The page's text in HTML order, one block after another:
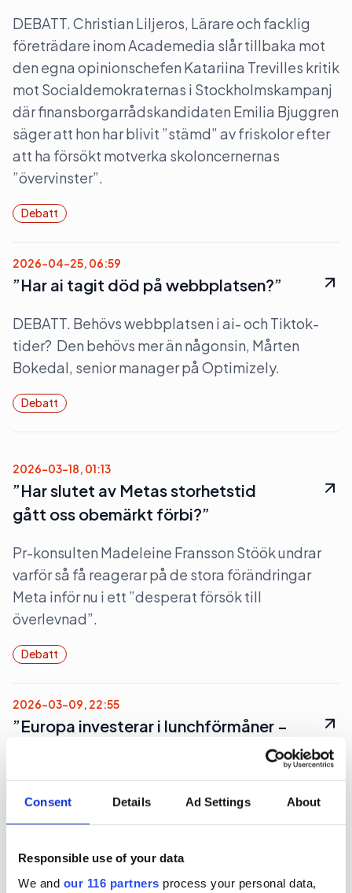
Consent Details Ad Settings About
Responsible use of your data
We and our 116 partners process your personal data,
DEBATT. Christian Liljeros, Lärare och facklig
företrädare inom Academedia slår tillbaka mot
den egna opinionschefen Katariina Trevilles kritik
mot Socialdemokraternas i Stockholmskampanj
där finansborgarrådskandidaten Emilia Bjuggren
säger att hon har blivit ”stämd” av friskolor efter
att ha försökt motverka skoloncernernas
”övervinster”.
Debatt
2026-04-25, 06:59
”Har ai tagit död på webbplatsen?”
DEBATT. Behövs webbplatsen i ai- och Tiktok-
tider? Den behövs mer än någonsin, Mårten
Bokedal, senior manager på Optimizely.
Debatt
2026-03-18, 01:13
”Har slutet av Metas storhetstid
gått oss obemärkt förbi?”
Pr-konsulten Madeleine Fransson Stöök undrar
varför så få reagerar på de stora förändringar
Meta inför nu i ett ”desperat försök till
överlevnad”.
Debatt
2026-03-09, 22:55
”Europa investerar i lunchförmåner –
subventionerade restaurangluncher för
Edenred, ett företag som jobbar med förmåner
för anställda.